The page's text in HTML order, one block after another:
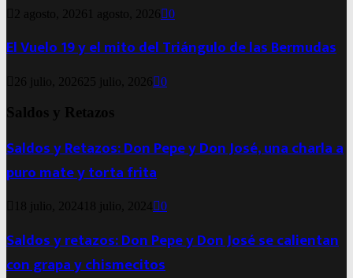
2 agosto, 2026 1 agosto, 2026 0
El Vuelo 19 y el mito del Triángulo de las Bermudas
26 julio, 2026 25 julio, 2026 0
Saldos y Retazos
Saldos y Retazos: Don Pepe y Don José, una charla a
puro mate y torta frita
18 julio, 2024 18 julio, 2024 0
Saldos y retazos: Don Pepe y Don José se calientan
con grapa y chismecitos